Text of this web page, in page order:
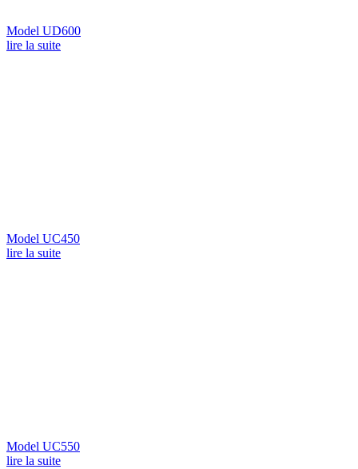
Model UD600
lire la suite
Model UC450
lire la suite
Model UC550
lire la suite